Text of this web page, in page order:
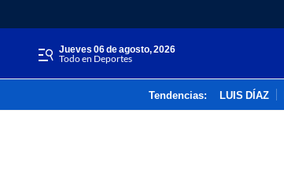
jueves 06 de agosto, 2026
Todo en Deportes
Tendencias: LUIS DÍAZ